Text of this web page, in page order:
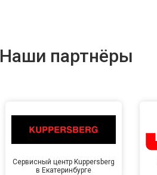
Наши партнёры
Сервисный центр Kuppersberg
в Екатеринбурге